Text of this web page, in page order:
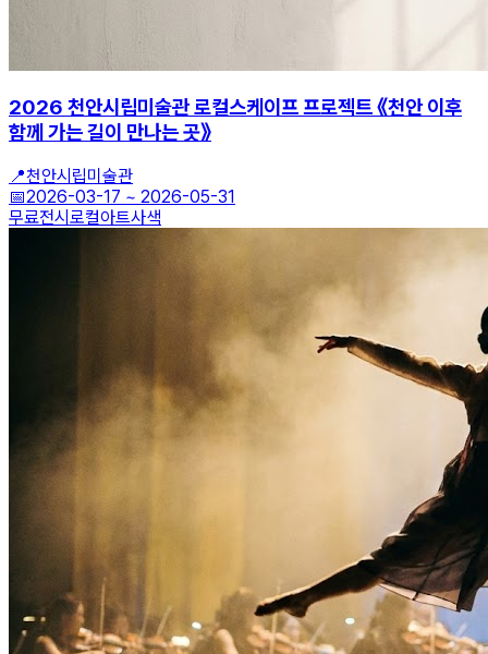
2026 천안시립미술관 로컬스케이프 프로젝트 《천안 이후
함께 가는 길이 만나는 곳》
📍천안시립미술관
📅2026-03-17 ~ 2026-05-31
무료전시 로컬아트사색